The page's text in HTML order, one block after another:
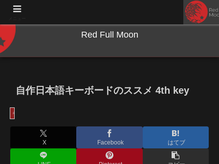
Red Full Moon
自作日本語キーボードのススメ 4th key
キーボード
X Facebook はてブ